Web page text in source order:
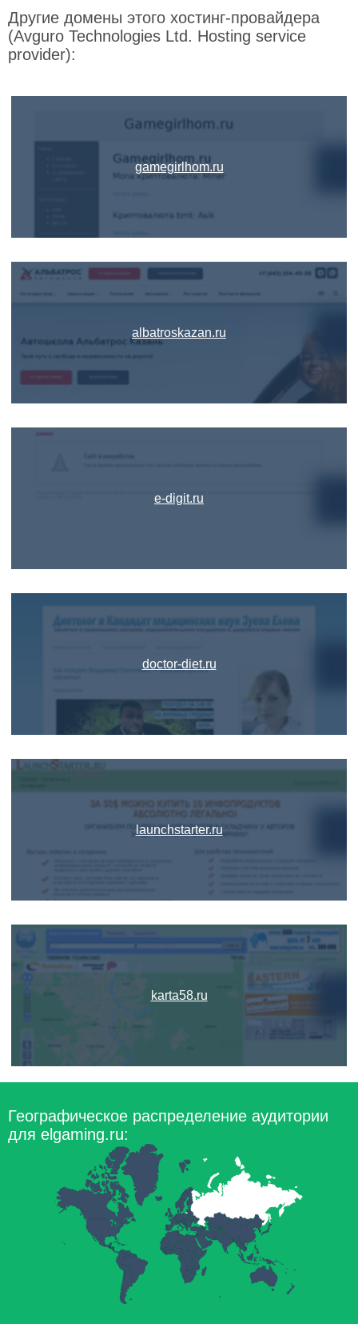
Другие домены этого хостинг-провайдера
(Avguro Technologies Ltd. Hosting service
provider):
gamegirlhom.ru
albatroskazan.ru
e-digit.ru
doctor-diet.ru
launchstarter.ru
karta58.ru
Географическое распределение аудитории
для elgaming.ru: